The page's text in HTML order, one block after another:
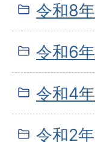
令和8年
令和6年
令和4年
令和2年